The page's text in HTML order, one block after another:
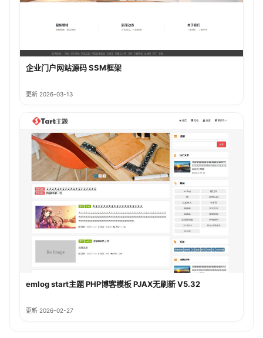
企业门户网站源码 SSM框架
更新 2026-03-13
emlog start主题 PHP博客模板 PJAX无刷新 V5.32
更新 2026-02-27